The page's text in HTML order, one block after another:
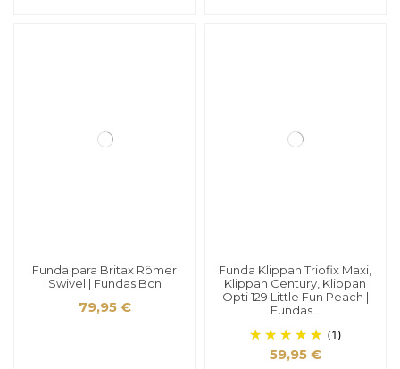
Funda para Britax Römer
Swivel | Fundas Bcn
79,95 €
Funda Klippan Triofix Maxi,
Klippan Century, Klippan
Opti 129 Little Fun Peach |
Fundas...
(1)
59,95 €